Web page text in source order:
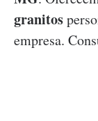
granitos
empresa.